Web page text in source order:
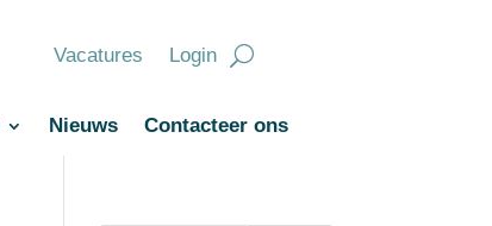
Vacatures Login
Nieuws Contacteer ons